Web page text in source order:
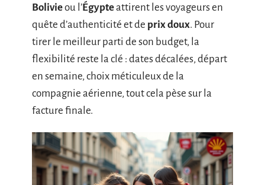
Bolivieou l’Égypteattirent les voyageurs en
quête d’authenticité et de prix doux. Pour
tirer le meilleur parti de son budget, la
flexibilité reste la clé : dates décalées, départ
en semaine, choix méticuleux de la
compagnie aérienne, tout cela pèse sur la
facture finale.